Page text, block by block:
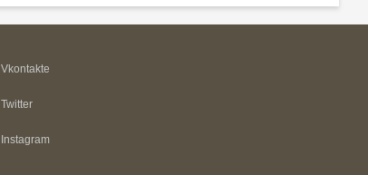
Vkontakte
Twitter
Instagram